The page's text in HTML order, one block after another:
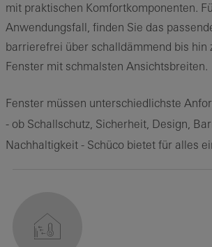
mit praktischen Komfortkomponenten.
Anwendungsfall, finden Sie das
barrierefrei über schalldämmend bis hin
Fenster mit schmalsten Ansichtsbreiten.
Fenster müssen unterschiedlichste
- ob Schallschutz, Sicherheit, Design,
Nachhaltigkeit - Schüco bietet für alles